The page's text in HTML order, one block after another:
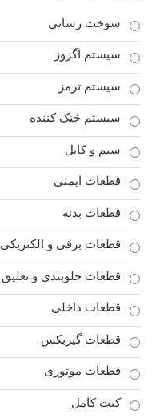
سوخت رسانی
سیستم اگزوز
سیستم ترمز
سیستم خنک کننده
سیم و کابل
قطعات ایمنی
قطعات بدنه
قطعات برقی و الکتریکی
قطعات جلوبندی و تعلیق
قطعات داخلی
قطعات گیربکس
قطعات موتوری
کیت کامل